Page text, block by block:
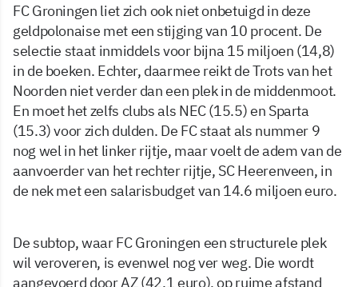
FC Groningen liet zich ook niet onbetuigd in deze
geldpolonaise met een stijging van 10 procent. De
selectie staat inmiddels voor bijna 15 miljoen (14,8)
in de boeken. Echter, daarmee reikt de Trots van het
Noorden niet verder dan een plek in de middenmoot.
En moet het zelfs clubs als NEC (15.5) en Sparta
(15.3) voor zich dulden. De FC staat als nummer 9
nog wel in het linker rijtje, maar voelt de adem van de
aanvoerder van het rechter rijtje, SC Heerenveen, in
de nek met een salarisbudget van 14.6 miljoen euro.
De subtop, waar FC Groningen een structurele plek
wil veroveren, is evenwel nog ver weg. Die wordt
aangevoerd door AZ (42.1 euro), op ruime afstand